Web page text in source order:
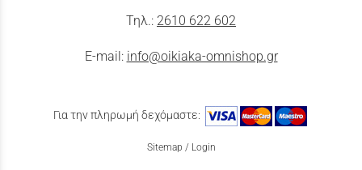
Τηλ.: 2610 622 602
E-mail: info@oikiaka-omnishop.gr
Για την πληρωμή δεχόμαστε:
Sitemap / Login